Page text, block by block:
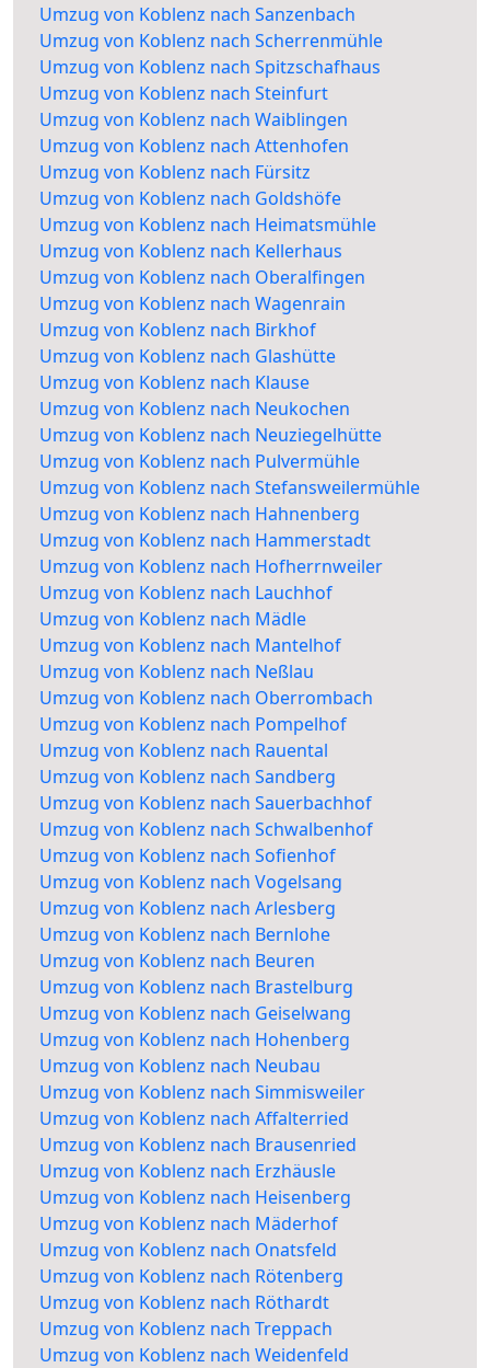
Umzug von Koblenz nach Sanzenbach
Umzug von Koblenz nach Scherrenmühle
Umzug von Koblenz nach Spitzschafhaus
Umzug von Koblenz nach Steinfurt
Umzug von Koblenz nach Waiblingen
Umzug von Koblenz nach Attenhofen
Umzug von Koblenz nach Fürsitz
Umzug von Koblenz nach Goldshöfe
Umzug von Koblenz nach Heimatsmühle
Umzug von Koblenz nach Kellerhaus
Umzug von Koblenz nach Oberalfingen
Umzug von Koblenz nach Wagenrain
Umzug von Koblenz nach Birkhof
Umzug von Koblenz nach Glashütte
Umzug von Koblenz nach Klause
Umzug von Koblenz nach Neukochen
Umzug von Koblenz nach Neuziegelhütte
Umzug von Koblenz nach Pulvermühle
Umzug von Koblenz nach Stefansweilermühle
Umzug von Koblenz nach Hahnenberg
Umzug von Koblenz nach Hammerstadt
Umzug von Koblenz nach Hofherrnweiler
Umzug von Koblenz nach Lauchhof
Umzug von Koblenz nach Mädle
Umzug von Koblenz nach Mantelhof
Umzug von Koblenz nach Neßlau
Umzug von Koblenz nach Oberrombach
Umzug von Koblenz nach Pompelhof
Umzug von Koblenz nach Rauental
Umzug von Koblenz nach Sandberg
Umzug von Koblenz nach Sauerbachhof
Umzug von Koblenz nach Schwalbenhof
Umzug von Koblenz nach Sofienhof
Umzug von Koblenz nach Vogelsang
Umzug von Koblenz nach Arlesberg
Umzug von Koblenz nach Bernlohe
Umzug von Koblenz nach Beuren
Umzug von Koblenz nach Brastelburg
Umzug von Koblenz nach Geiselwang
Umzug von Koblenz nach Hohenberg
Umzug von Koblenz nach Neubau
Umzug von Koblenz nach Simmisweiler
Umzug von Koblenz nach Affalterried
Umzug von Koblenz nach Brausenried
Umzug von Koblenz nach Erzhäusle
Umzug von Koblenz nach Heisenberg
Umzug von Koblenz nach Mäderhof
Umzug von Koblenz nach Onatsfeld
Umzug von Koblenz nach Rötenberg
Umzug von Koblenz nach Röthardt
Umzug von Koblenz nach Treppach
Umzug von Koblenz nach Weidenfeld